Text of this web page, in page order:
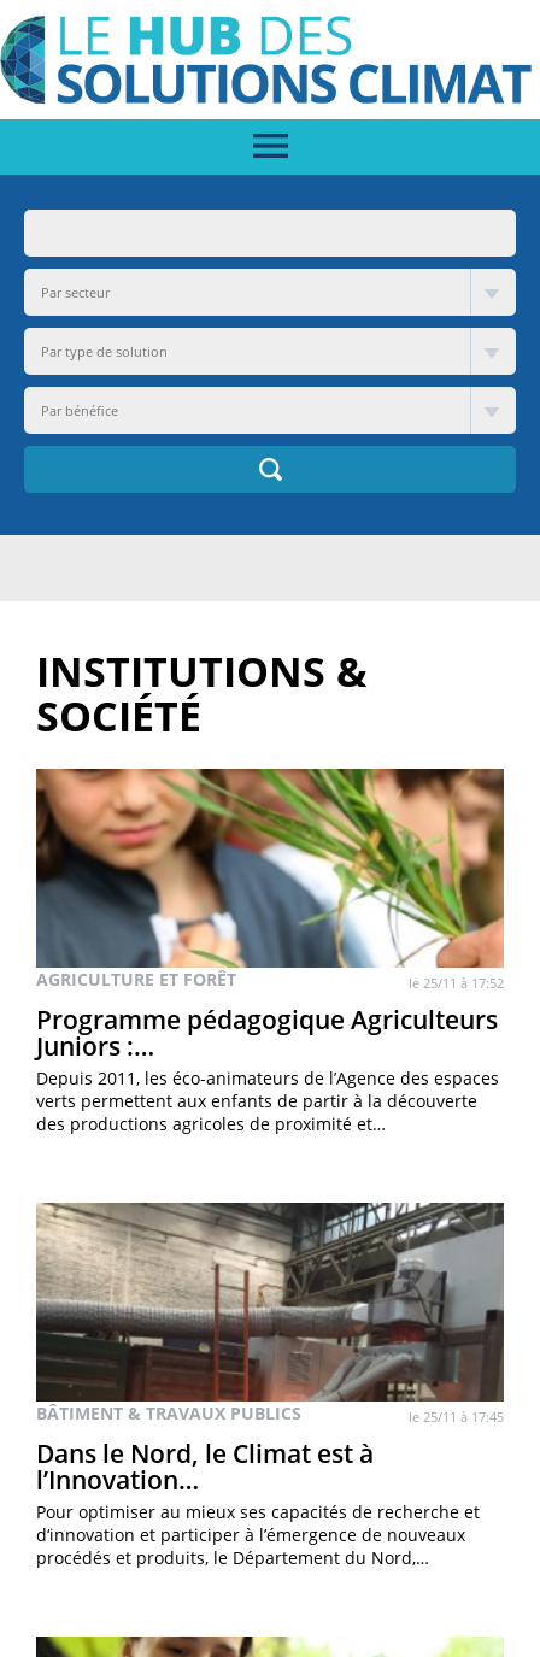
INSTITUTIONS &
SOCIÉTÉ
AGRICULTURE ET FORÊT le 25/11 à 17:52
Programme pédagogique Agriculteurs
Juniors :…
Depuis 2011, les éco-animateurs de l’Agence des espaces
verts permettent aux enfants de partir à la découverte
des productions agricoles de proximité et…
BÂTIMENT & TRAVAUX PUBLICS le 25/11 à 17:45
Dans le Nord, le Climat est à
l’Innovation…
Pour optimiser au mieux ses capacités de recherche et
d‘innovation et participer à l’émergence de nouveaux
procédés et produits, le Département du Nord,…